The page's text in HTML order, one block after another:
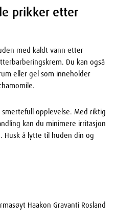
prikker etter
med kaldt vann etter
Du kan også
eller gel som inneholder
opplevelse. Med riktig
kan du minimere irritasjon
Husk å lytte til huden din og
Haakon Gravanti Rosland